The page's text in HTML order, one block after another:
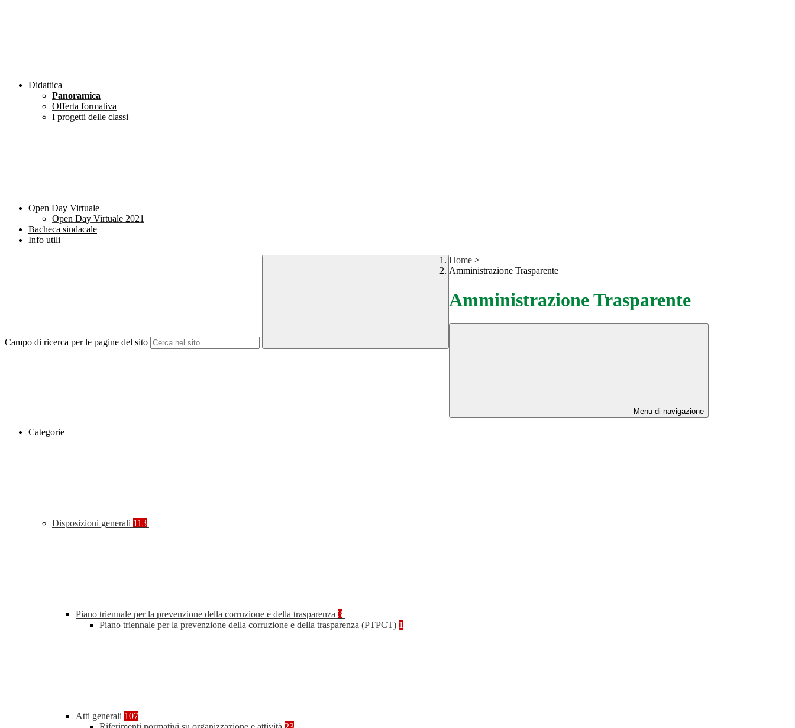
Didattica
Panoramica
Offerta formativa
I progetti delle classi
Open Day Virtuale
Open Day Virtuale 2021
Bacheca sindacale
Info utili
Campo di ricerca per le pagine del sito
Home >
Amministrazione Trasparente
Amministrazione Trasparente
Menu di navigazione
Categorie
Disposizioni generali 113
Piano triennale per la prevenzione della corruzione e della trasparenza 3
Piano triennale per la prevenzione della corruzione e della trasparenza (PTPCT) 1
Atti generali 107